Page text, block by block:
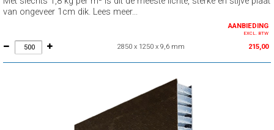
van ongeveer 1cm dik. Lees meer...
AANBIEDING
EXCL. BTW
2850 x 1250 x 9,6 mm 215,00